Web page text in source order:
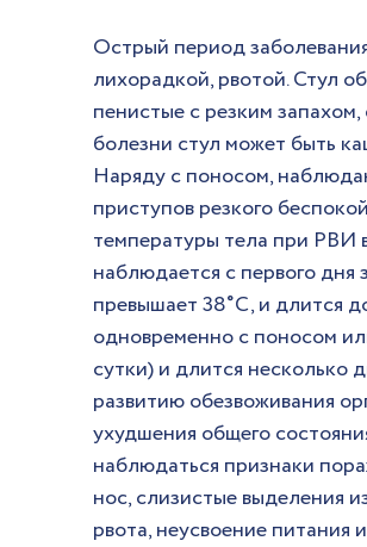
Острый период
лихорадкой, рвотой. Стул
пенистые с резким
болезни стул может быть
Наряду с поносом,
приступов резкого
температуры тела при РВИ
наблюдается с первого дня
превышает 38˚С, и длится
одновременно с поносом
сутки) и длится несколько
развитию обезвоживания
ухудшения общего
наблюдаться признаки
нос, слизистые выделения
рвота, неусвоение